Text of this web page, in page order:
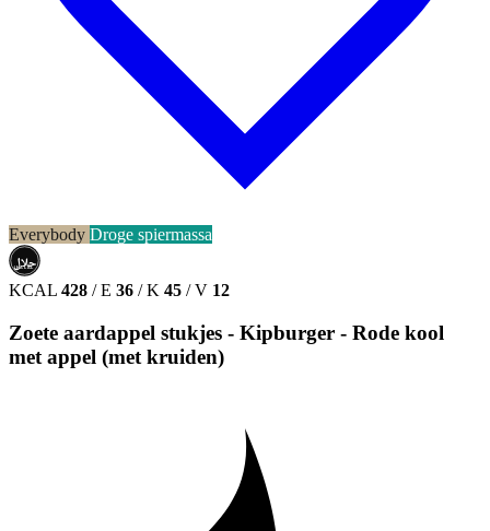
Everybody Droge spiermassa
حلال
HALAL
KCAL 428 / E 36 / K 45 / V 12
Zoete aardappel stukjes - Kipburger - Rode kool
met appel (met kruiden)